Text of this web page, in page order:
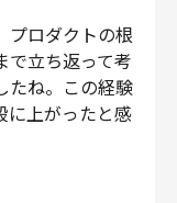
プロダクトの根
で立ち返って考
たね。この経験
に上がったと感